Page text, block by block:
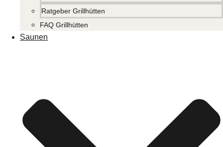
Ratgeber Grillhütten
FAQ Grillhütten
Saunen